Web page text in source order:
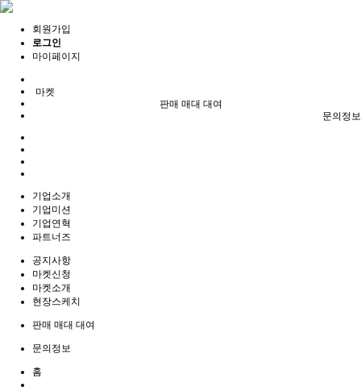
회원가입
로그인
마이페이지
마켓
판매 매대 대여
문의정보
기업소개
기업미션
기업연혁
파트너즈
공지사항
마켓신청
마켓소개
현장스케치
판매 매대 대여
문의정보
홈